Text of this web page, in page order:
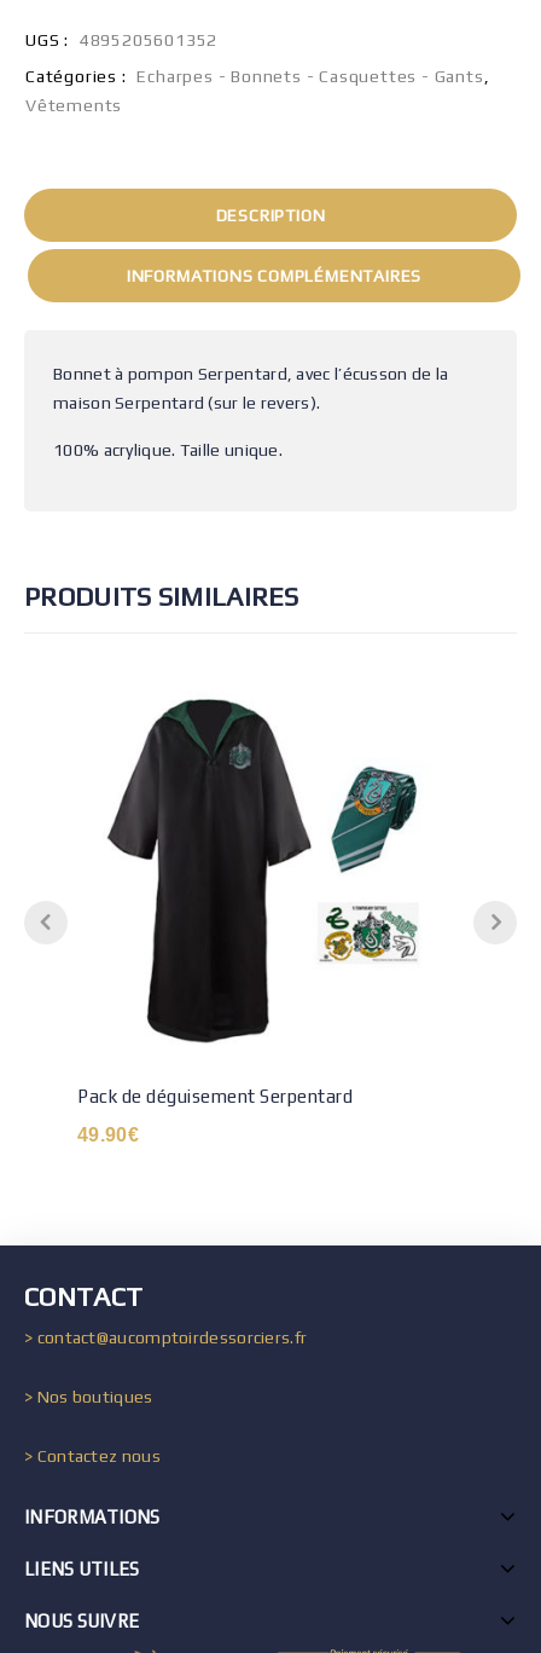
UGS :
4895205601352
Catégories :
Echarpes - Bonnets - Casquettes - Gants
Vêtements
DESCRIPTION
INFORMATIONS COMPLÉMENTAIRES
Bonnet à pompon Serpentard, avec l’écusson de la
maison Serpentard (sur le revers).
100% acrylique. Taille unique.
PRODUITS SIMILAIRES
Pack de déguisement Serpentard
49.90€
CONTACT
> contact@aucomptoirdessorciers.fr
> Nos boutiques
> Contactez nous
INFORMATIONS
LIENS UTILES
NOUS SUIVRE